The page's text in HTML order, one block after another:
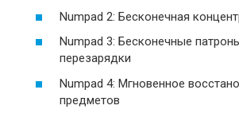
Numpad 2: Бесконечная
Numpad 3: Бесконечные
перезарядки
Numpad 4: Мгновенное
предметов